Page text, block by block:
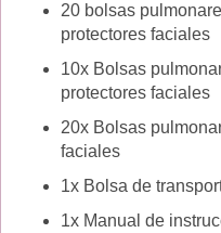
20 bolsas
protectores faciales
10x Bolsas
protectores faciales
20x Bolsas
faciales
1x Bolsa de
1x Manual de